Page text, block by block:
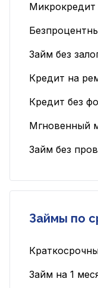
Микрокредит
Займ без
Кредит на
Кредит без
Мгновенный
Займ без
Займы по
Займ на 1